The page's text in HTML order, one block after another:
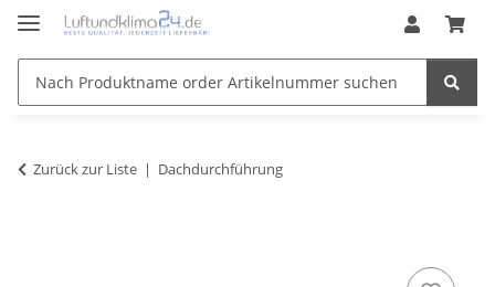
Zurück zur Liste Dachdurchführung